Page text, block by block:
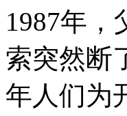
1987年
索突然断
年人们为